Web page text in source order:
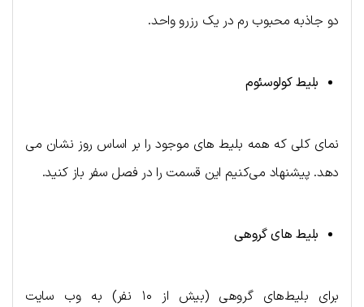
دو جاذبه محبوب رم در یک رزرو واحد.
بلیط کولوسئوم
نمای کلی که همه بلیط های موجود را بر اساس روز نشان می
دهد. پیشنهاد می‌کنیم این قسمت را در فصل سفر باز کنید.
بلیط های گروهی
برای بلیط‌های گروهی (بیش از ۱۰ نفر) به وب سایت